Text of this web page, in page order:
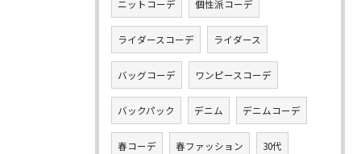
ニットコーデ 個性派コーデ
ライダースコーデ ライダース
バッグコーデ ワンピースコーデ
バックパック デニム デニムコーデ
春コーデ 春ファッション 30代